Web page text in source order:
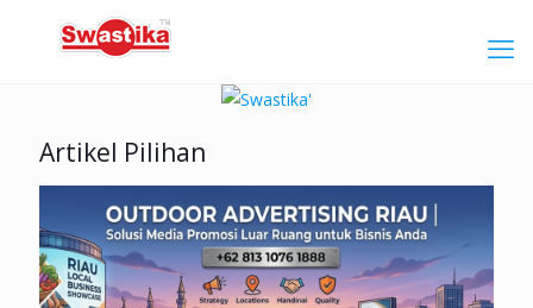
Artikel Pilihan